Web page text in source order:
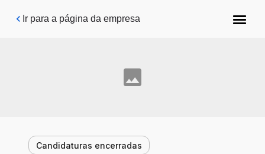
Pular para o conteúdo principal
Ir para a página da empresa
Candidaturas encerradas